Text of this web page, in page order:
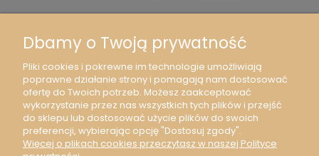
Moje konto
Dbamy o Twoją prywatność
Pliki cookies i pokrewne im technologie umożliwiają
poprawne działanie strony i pomagają nam dostosować
ofertę do Twoich potrzeb. Możesz zaakceptować
wykorzystanie przez nas wszystkich tych plików i przejść
do sklepu lub dostosować użycie plików do swoich
preferencji, wybierając opcję "Dostosuj zgody".
Więcej o plikach cookies przeczytasz w naszej Polityce